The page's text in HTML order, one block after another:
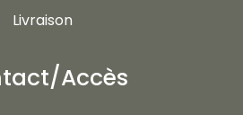
Livraison
Accès